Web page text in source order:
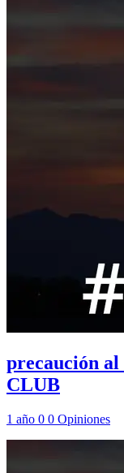
precaución
CLUB
1 año 0 0 Opiniones